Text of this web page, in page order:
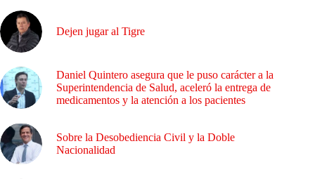
Dejen jugar al Tigre
Daniel Quintero asegura que le puso carácter a la
Superintendencia de Salud, aceleró la entrega de
medicamentos y la atención a los pacientes
Sobre la Desobediencia Civil y la Doble
Nacionalidad